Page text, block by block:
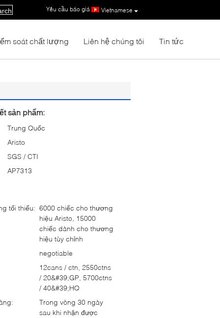
Vietnamese
Yêu cầu báo giá |
soát chất lượng Liên hệ chúng tôi Tin tức
sản phẩm:
Trung Quốc
Aristo
SGS / CTI
AP7313
tối thiểu: 6000 chiếc cho thương
hiệu Aristo, 15000
chiếc dành cho thương
hiệu tùy chỉnh
negotiable
12cans / ctn, 2550ctns
/ 20&#39;GP, 5700ctns
/ 40&#39;HQ
Trong vòng 30 ngày
sau khi nhận được